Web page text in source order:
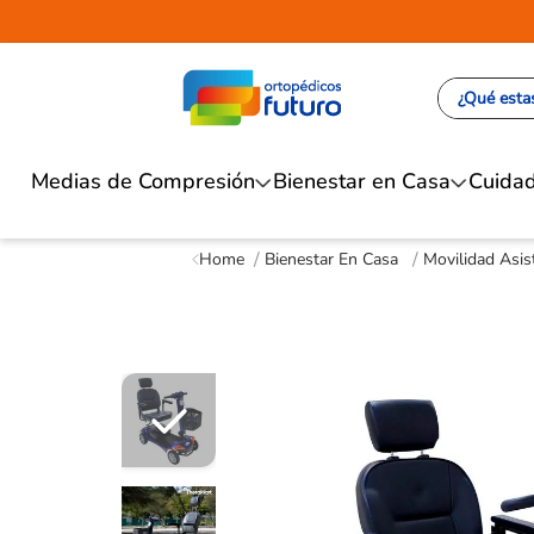
¿Qué
Medias de Compresión Bienestar en Casa
Bienestar En Casa Movilidad